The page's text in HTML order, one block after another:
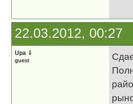
22.03.2012, 00:27
Upa ⇓
guest